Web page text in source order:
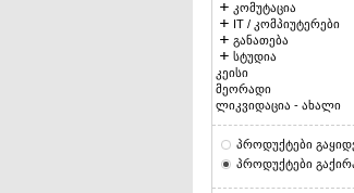
კომუტაცია
IT / კომპიუტერები
განათება
სტუდია
კეისი
მეორადი
ლიკვიდაცია - ახალი
პროდუქტები
პროდუქტები